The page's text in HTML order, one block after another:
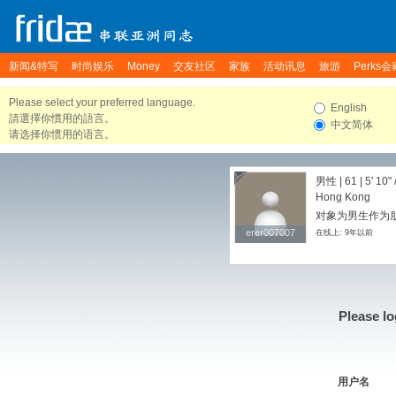
新闻&特写 时尚娱乐 Money 交友社区 家族 活动讯息 旅游 Perks会
Please select your preferred language.
請選擇你慣用的語言。
请选择你惯用的语言。
English
中文简体
erer007007
erer007007
男性 | 61 | 5' 10"
Hong Kong
对象为男生作为
在线上: 9年以前
Please
用户名